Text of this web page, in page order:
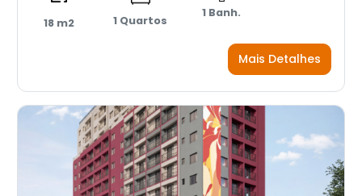
18 m2 1 Quartos
1 Banh.
Mais Detalhes